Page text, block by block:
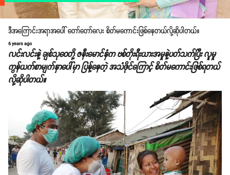
ဒီအကြောင်းအရာအပေါ် တော်တော်လေး စိတ်မကောင်းဖြစ်နေတယ်လို့ဆိုပါတယ်။
6 years ago
လင်းလင်းနဲ့ ချစ်သုဝေတို့ ဇနီးမောင်နှံက ဗစ်တိုးရီးယားအမှုနဲ့ပတ်သက်ပြီး လူမှု
ကွန်ယက်စာမျက်နှာပေါ်မှာ ပြန့်နေတဲ့ အသံဖိုင်ကြောင့် စိတ်မကောင်းဖြစ်ရတယ်
လို့ဆိုပါတယ်။